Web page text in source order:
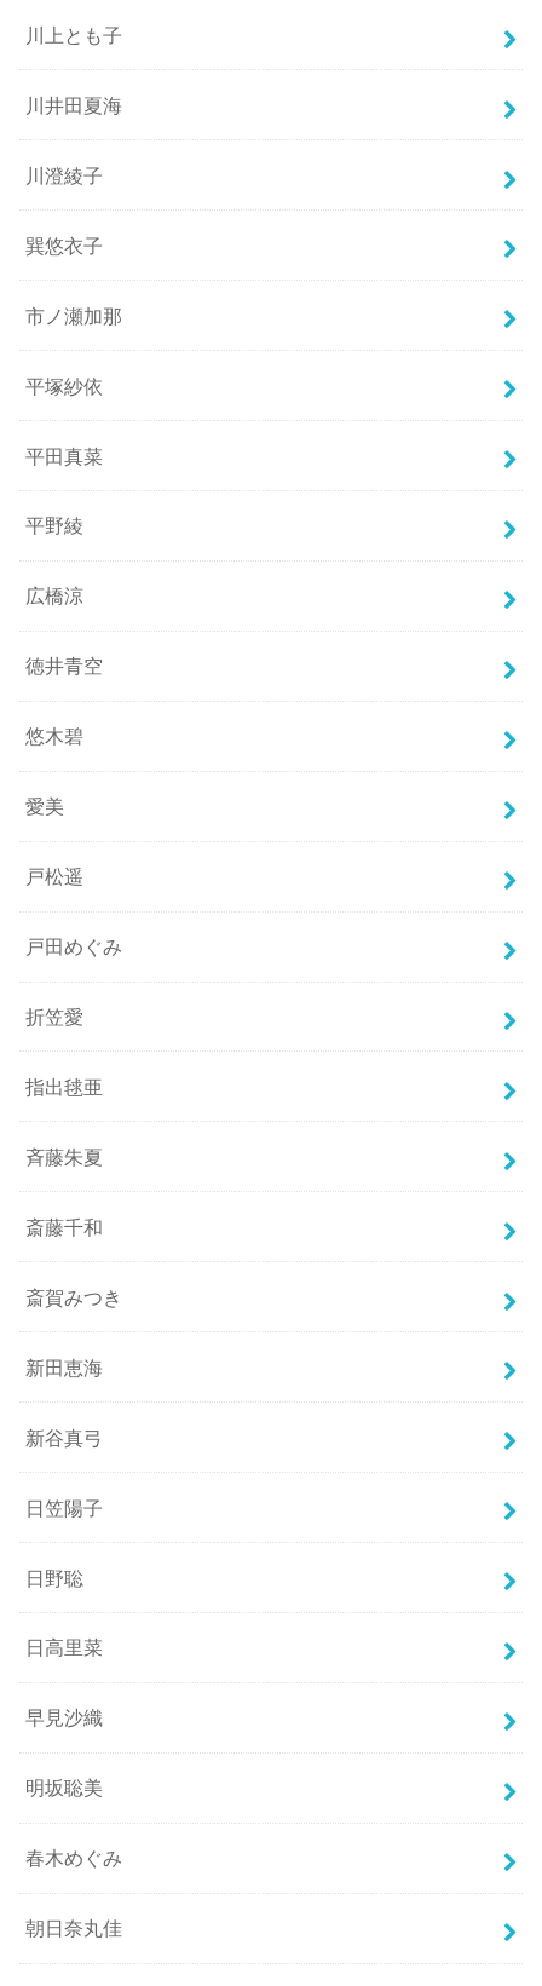
川上とも子
川井田夏海
川澄綾子
巽悠衣子
市ノ瀬加那
平塚紗依
平田真菜
平野綾
広橋涼
徳井青空
悠木碧
愛美
戸松遥
戸田めぐみ
折笠愛
指出毬亜
斉藤朱夏
斎藤千和
斎賀みつき
新田恵海
新谷真弓
日笠陽子
日野聡
日高里菜
早見沙織
明坂聡美
春木めぐみ
朝日奈丸佳